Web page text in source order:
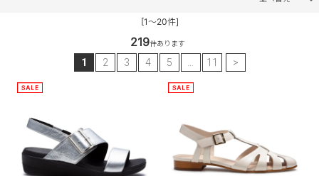
[1～20件]
219件あります
1 2 3 4 5 … 11 >